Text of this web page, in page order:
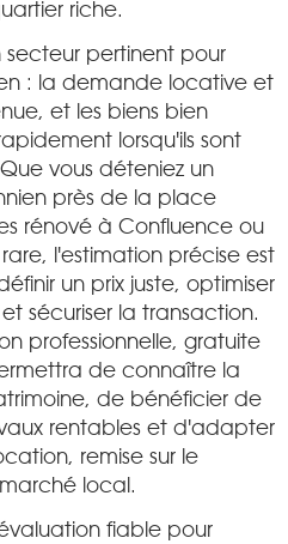
riche.
secteur pertinent pour
: la demande locative et
et les biens bien
lorsqu'ils sont
vous déteniez un
près de la place
rénové à Confluence ou
l'estimation précise est
un prix juste, optimiser
sécuriser la transaction.
professionnelle, gratuite
de connaître la
de bénéficier de
rentables et d'adapter
remise sur le
local.
fiable pour